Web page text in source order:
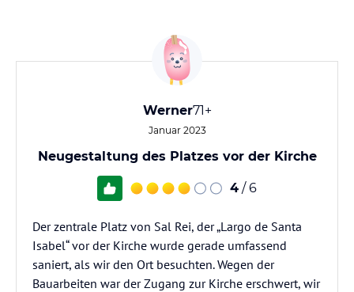
Werner71+
Januar 2023
Neugestaltung des Platzes vor der Kirche
4 / 6
Der zentrale Platz von Sal Rei, der „Largo de Santa
Isabel“ vor der Kirche wurde gerade umfassend
saniert, als wir den Ort besuchten. Wegen der
Bauarbeiten war der Zugang zur Kirche erschwert, wir